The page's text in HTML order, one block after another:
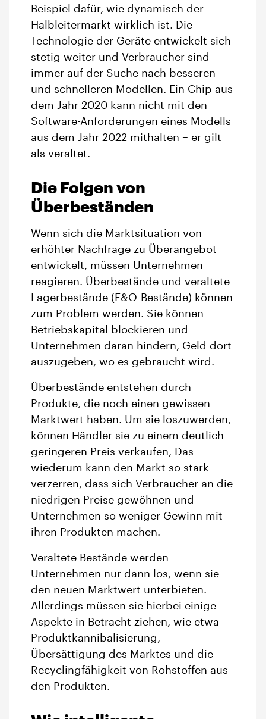
Beispiel dafür, wie dynamisch der
Halbleitermarkt wirklich ist. Die
Technologie der Geräte entwickelt sich
stetig weiter und Verbraucher sind
immer auf der Suche nach besseren
und schnelleren Modellen. Ein Chip aus
dem Jahr 2020 kann nicht mit den
Software-Anforderungen eines Modells
aus dem Jahr 2022 mithalten – er gilt
als veraltet.
Die Folgen von
Überbeständen
Wenn sich die Marktsituation von
erhöhter Nachfrage zu Überangebot
entwickelt, müssen Unternehmen
reagieren. Überbestände und veraltete
Lagerbestände (E&O-Bestände) können
zum Problem werden. Sie können
Betriebskapital blockieren und
Unternehmen daran hindern, Geld dort
auszugeben, wo es gebraucht wird.
Überbestände entstehen durch
Produkte, die noch einen gewissen
Marktwert haben. Um sie loszuwerden,
können Händler sie zu einem deutlich
geringeren Preis verkaufen, Das
wiederum kann den Markt so stark
verzerren, dass sich Verbraucher an die
niedrigen Preise gewöhnen und
Unternehmen so weniger Gewinn mit
ihren Produkten machen.
Veraltete Bestände werden
Unternehmen nur dann los, wenn sie
den neuen Marktwert unterbieten.
Allerdings müssen sie hierbei einige
Aspekte in Betracht ziehen, wie etwa
Produktkannibalisierung,
Übersättigung des Marktes und die
Recyclingfähigkeit von Rohstoffen aus
den Produkten.